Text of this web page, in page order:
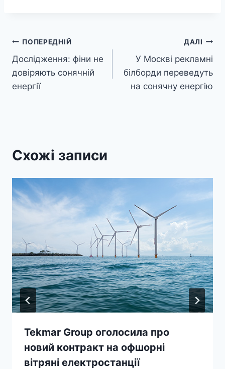
Навігація
записів
ПОПЕРЕДНІЙ
Дослідження: фіни не
довіряють сонячній
енергії
ДАЛІ
У Москві рекламні
білборди переведуть
на сонячну енергію
Схожі записи
Tekmar Group оголосила про
новий контракт на офшорні
вітряні електростанції